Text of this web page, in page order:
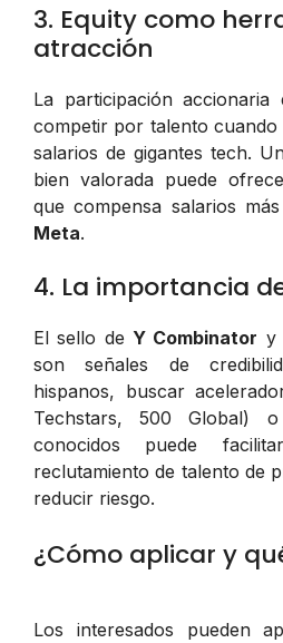
3. Equity como
atracción
La participación
competir por talento cuando
salarios de gigantes tech.
bien valorada puede
que compensa salarios
Meta.
4. La importancia
El sello de Y Combinator y
son señales de
hispanos, buscar
Techstars, 500 Global) o
conocidos puede
reclutamiento de talento de
reducir riesgo.
¿Cómo aplicar y
Los interesados pueden